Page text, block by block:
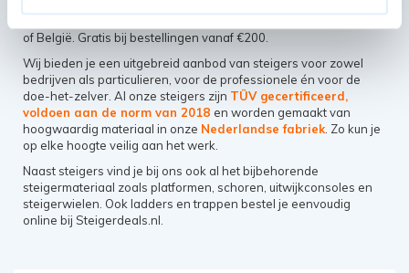
of België. Gratis bij bestellingen vanaf €200.
Wij bieden je een uitgebreid aanbod van steigers voor zowel
bedrijven als particulieren, voor de professionele én voor de
doe-het-zelver. Al onze steigers zijn TÜV gecertificeerd,
voldoen aan de norm van 2018 en worden gemaakt van
hoogwaardig materiaal in onze Nederlandse fabriek. Zo kun je
op elke hoogte veilig aan het werk.
Naast steigers vind je bij ons ook al het bijbehorende
steigermateriaal zoals platformen, schoren, uitwijkconsoles en
steigerwielen. Ookladders entrappen bestel je eenvoudig
online bij Steigerdeals.nl.